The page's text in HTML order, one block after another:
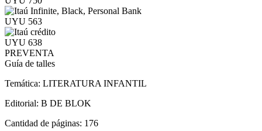
UYU 563
UYU 638
PREVENTA
Guía de talles
Temática: LITERATURA INFANTIL
Editorial: B DE BLOK
Cantidad de páginas: 176